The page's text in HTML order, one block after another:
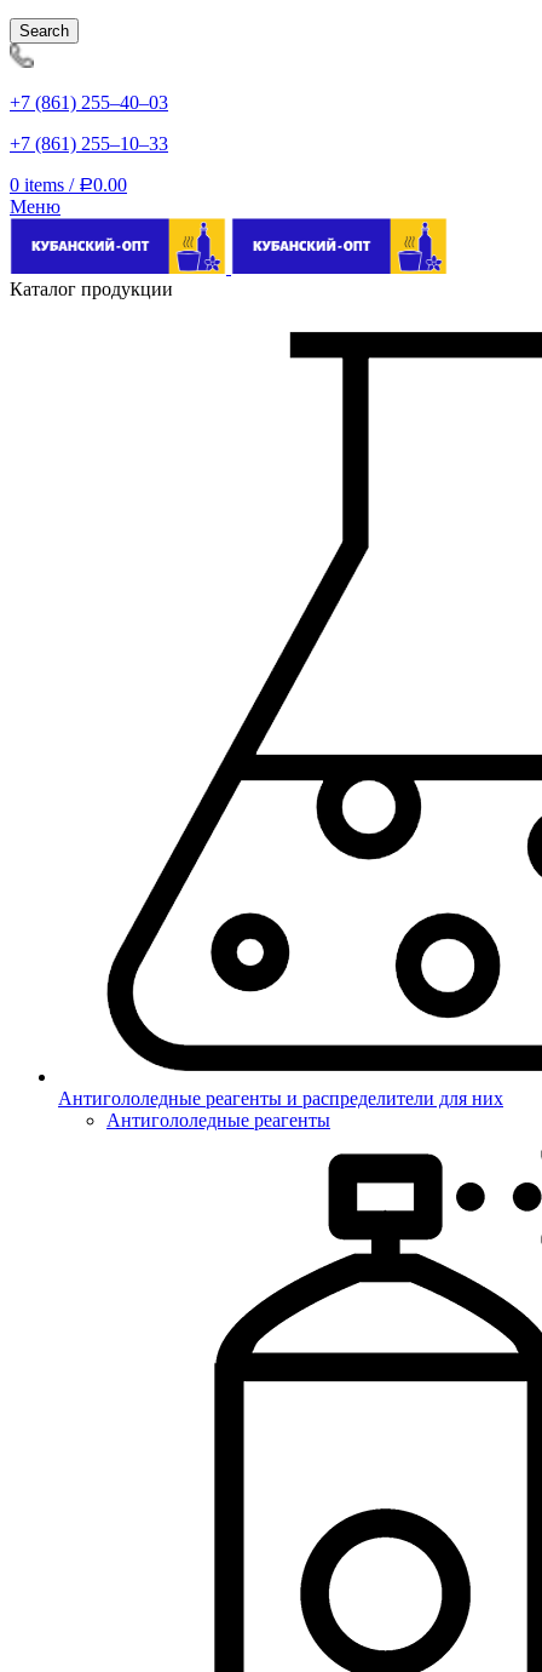
Search
+7 (861) 255‒40‒03
+7 (861) 255‒10‒33
0 items / Р0.00
Меню
Каталог продукции
Антигололедные реагенты и распределители для них
Антигололедные реагенты